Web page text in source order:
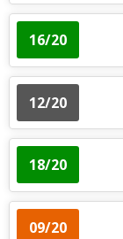
16/20
12/20
18/20
09/20